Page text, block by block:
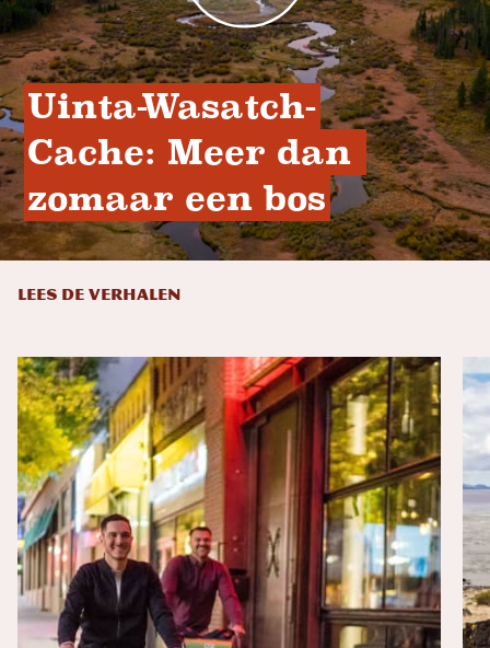
Uinta-Wasatch-
Cache: Meer dan
zomaar een bos
LEES DE VERHALEN